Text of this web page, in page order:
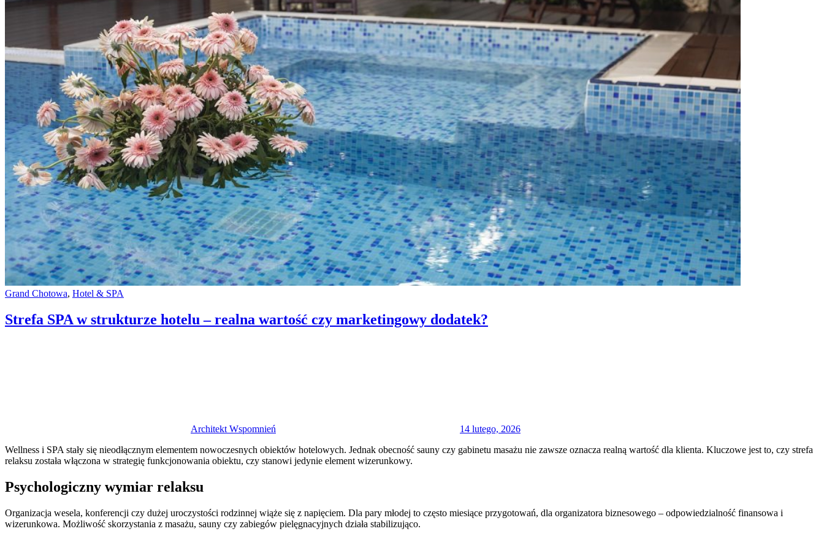
Categories:
Grand Chotowa, Hotel & SPA
Strefa SPA w strukturze hotelu – realna wartość czy marketingowy dodatek?
Architekt Wspomnień
14 lutego, 2026
Wellness i SPA stały się nieodłącznym elementem nowoczesnych obiektów hotelowych. Jednak obecność sauny czy gabinetu masażu nie zawsze oznacza realną wartość dla klienta. Kluczowe jest to, czy strefa
relaksu została włączona w strategię funkcjonowania obiektu, czy stanowi jedynie element wizerunkowy.
Psychologiczny wymiar relaksu
Organizacja wesela, konferencji czy dużej uroczystości rodzinnej wiąże się z napięciem. Dla pary młodej to często miesiące przygotowań, dla organizatora biznesowego – odpowiedzialność finansowa i
wizerunkowa. Możliwość skorzystania z masażu, sauny czy zabiegów pielęgnacyjnych działa stabilizująco.